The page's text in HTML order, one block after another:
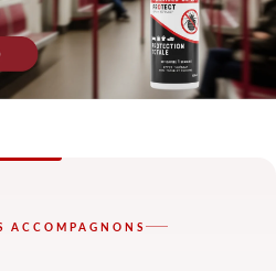
ACCOMPAGNONS